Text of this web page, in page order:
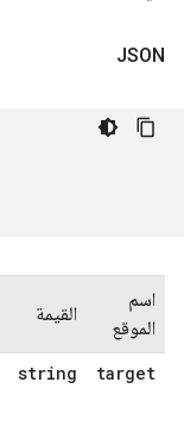
JSON
اسم
الموقع
القيمة
target
string